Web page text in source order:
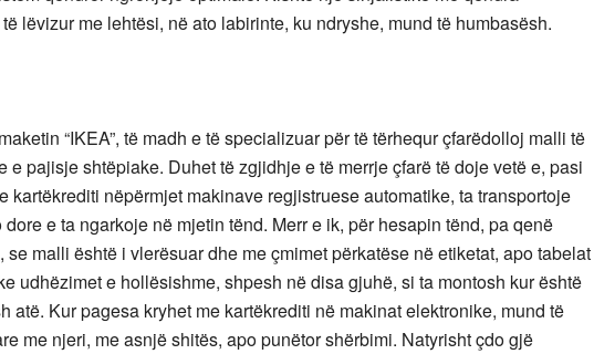
lëvizur me lehtësi, në ato labirinte, ku ndryshe, mund të humbasësh.
“IKEA”, të madh e të specializuar për të tërhequr çfarëdolloj malli të
e pajisje shtëpiake. Duhet të zgjidhje e të merrje çfarë të doje vetë e, pasi
kartëkrediti nëpërmjet makinave regjistruese automatike, ta transportoje
e ta ngarkoje në mjetin tënd. Merr e ik, për hesapin tënd, pa qenë
se malli është i vlerësuar dhe me çmimet përkatëse në etiketat, apo tabelat
udhëzimet e hollësishme, shpesh në disa gjuhë, si ta montosh kur është
atë. Kur pagesa kryhet me kartëkrediti në makinat elektronike, mund të
me njeri, me asnjë shitës, apo punëtor shërbimi. Natyrisht çdo gjë